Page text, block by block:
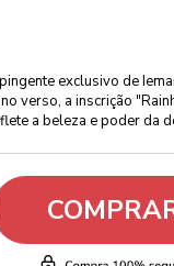
exclusivo de
verso, a inscrição
a beleza e poder da